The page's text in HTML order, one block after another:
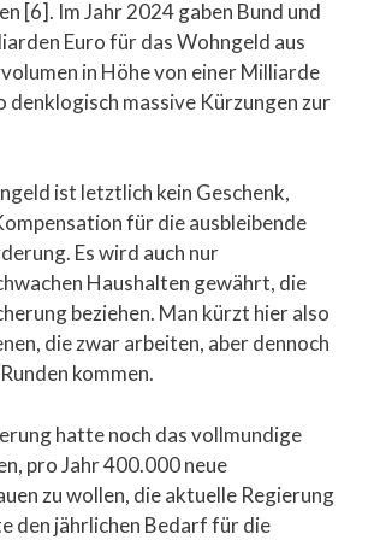
[6]. Im Jahr 2024 gaben Bund und
Euro für das Wohngeld aus
in Höhe von einer Milliarde
denklogisch massive Kürzungen zur
ist letztlich kein Geschenk,
für die ausbleibende
Es wird auch nur
Haushalten gewährt, die
beziehen. Man kürzt hier also
die zwar arbeiten, aber dennoch
kommen.
hatte noch das vollmundige
pro Jahr 400.000 neue
zu wollen, die aktuelle Regierung
den jährlichen Bedarf für die